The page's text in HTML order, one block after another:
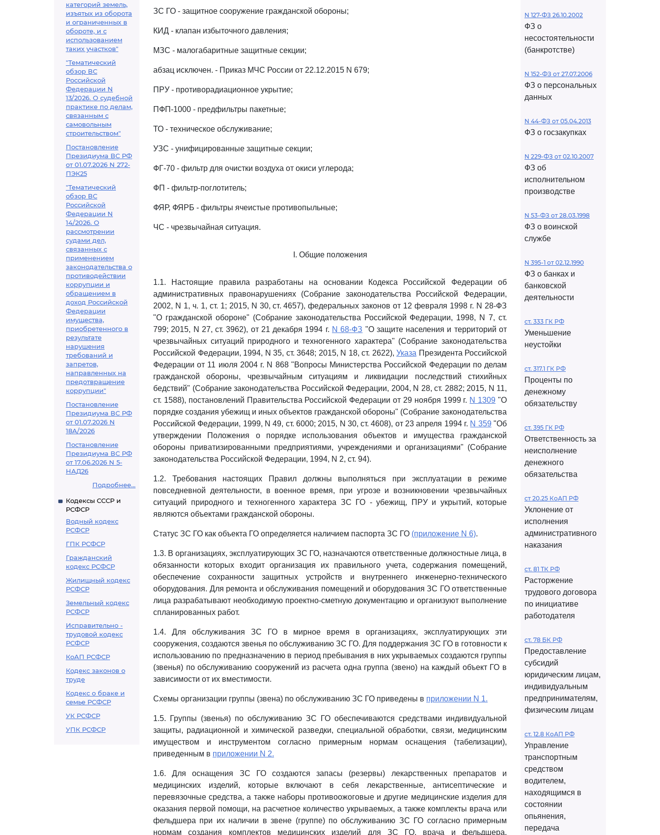
категорий земель,
изъятых из оборота
и ограниченных в
обороте, и с
использованием
таких участков"
"Тематический
обзор ВС
Российской
Федерации N
13/2026. О судебной
практике по делам,
связанным с
самовольным
строительством"
Постановление
Президиума ВС РФ
от 01.07.2026 N 272-
ПЭК25
"Тематический
обзор ВС
Российской
Федерации N
14/2026. О
рассмотрении
судами дел,
связанных с
применением
законодательства о
противодействии
коррупции и
обращением в
доход Российской
Федерации
имущества,
приобретенного в
результате
нарушения
требований и
запретов,
направленных на
предотвращение
коррупции"
Постановление
Президиума ВС РФ
от 01.07.2026 N
18А/2026
Постановление
Президиума ВС РФ
от 17.06.2026 N 5-
НАД26
Подробнее...
Кодексы СССР и
РСФСР
Водный кодекс
РСФСР
ГПК РСФСР
Гражданский
кодекс РСФСР
Жилищный кодекс
РСФСР
Земельный кодекс
РСФСР
Исправительно -
трудовой кодекс
РСФСР
КоАП РСФСР
Кодекс законов о
труде
Кодекс о браке и
семье РСФСР
УК РСФСР
УПК РСФСР
ЗС ГО - защитное сооружение гражданской обороны;
КИД - клапан избыточного давления;
МЗС - малогабаритные защитные секции;
абзац исключен. - Приказ МЧС России от 22.12.2015 N 679;
ПРУ - противорадиационное укрытие;
ПФП-1000 - предфильтры пакетные;
ТО - техническое обслуживание;
УЗС - унифицированные защитные секции;
ФГ-70 - фильтр для очистки воздуха от окиси углерода;
ФП - фильтр-поглотитель;
ФЯР, ФЯРБ - фильтры ячеистые противопыльные;
ЧС - чрезвычайная ситуация.
I. Общие положения
1.1. Настоящие правила разработаны на основании Кодекса Российской Федерации об
административных правонарушениях (Собрание законодательства Российской Федерации,
2002, N 1, ч. 1, ст. 1; 2015, N 30, ст. 4657), федеральных законов от 12 февраля 1998 г. N 28-ФЗ
"О гражданской обороне" (Собрание законодательства Российской Федерации, 1998, N 7, ст.
799; 2015, N 27, ст. 3962), от 21 декабря 1994 г. N 68-ФЗ "О защите населения и территорий от
чрезвычайных ситуаций природного и техногенного характера" (Собрание законодательства
Российской Федерации, 1994, N 35, ст. 3648; 2015, N 18, ст. 2622), Указа Президента Российской
Федерации от 11 июля 2004 г. N 868 "Вопросы Министерства Российской Федерации по делам
гражданской обороны, чрезвычайным ситуациям и ликвидации последствий стихийных
бедствий" (Собрание законодательства Российской Федерации, 2004, N 28, ст. 2882; 2015, N 11,
ст. 1588), постановлений Правительства Российской Федерации от 29 ноября 1999 г. N 1309 "О
порядке создания убежищ и иных объектов гражданской обороны" (Собрание законодательства
Российской Федерации, 1999, N 49, ст. 6000; 2015, N 30, ст. 4608), от 23 апреля 1994 г. N 359 "Об
утверждении Положения о порядке использования объектов и имущества гражданской
обороны приватизированными предприятиями, учреждениями и организациями" (Собрание
законодательства Российской Федерации, 1994, N 2, ст. 94).
1.2. Требования настоящих Правил должны выполняться при эксплуатации в режиме
повседневной деятельности, в военное время, при угрозе и возникновении чрезвычайных
ситуаций природного и техногенного характера ЗС ГО - убежищ, ПРУ и укрытий, которые
являются объектами гражданской обороны.
Статус ЗС ГО как объекта ГО определяется наличием паспорта ЗС ГО (приложение N 6).
1.3. В организациях, эксплуатирующих ЗС ГО, назначаются ответственные должностные лица, в
обязанности которых входит организация их правильного учета, содержания помещений,
обеспечение сохранности защитных устройств и внутреннего инженерно-технического
оборудования. Для ремонта и обслуживания помещений и оборудования ЗС ГО ответственные
лица разрабатывают необходимую проектно-сметную документацию и организуют выполнение
спланированных работ.
1.4. Для обслуживания ЗС ГО в мирное время в организациях, эксплуатирующих эти
сооружения, создаются звенья по обслуживанию ЗС ГО. Для поддержания ЗС ГО в готовности к
использованию по предназначению в период пребывания в них укрываемых создаются группы
(звенья) по обслуживанию сооружений из расчета одна группа (звено) на каждый объект ГО в
зависимости от их вместимости.
Схемы организации группы (звена) по обслуживанию ЗС ГО приведены в приложении N 1.
1.5. Группы (звенья) по обслуживанию ЗС ГО обеспечиваются средствами индивидуальной
защиты, радиационной и химической разведки, специальной обработки, связи, медицинским
имуществом и инструментом согласно примерным нормам оснащения (табелизации),
приведенным в приложении N 2.
1.6. Для оснащения ЗС ГО создаются запасы (резервы) лекарственных препаратов и
медицинских изделий, которые включают в себя лекарственные, антисептические и
перевязочные средства, а также наборы противоожоговые и другие медицинские изделия для
оказания первой помощи, на расчетное количество укрываемых, а также комплекты врача или
фельдшера при их наличии в звене (группе) по обслуживанию ЗС ГО согласно примерным
нормам создания комплектов медицинских изделий для ЗС ГО, врача и фельдшера,
N 127-ФЗ 26.10.2002
ФЗ о
несостоятельности
(банкротстве)
N 152-ФЗ от 27.07.2006
ФЗ о персональных
данных
N 44-ФЗ от 05.04.2013
ФЗ о госзакупках
N 229-ФЗ от 02.10.2007
ФЗ об
исполнительном
производстве
N 53-ФЗ от 28.03.1998
ФЗ о воинской
службе
N 395-1 от 02.12.1990
ФЗ о банках и
банковской
деятельности
ст. 333 ГК РФ
Уменьшение
неустойки
ст. 317.1 ГК РФ
Проценты по
денежному
обязательству
ст. 395 ГК РФ
Ответственность за
неисполнение
денежного
обязательства
ст 20.25 КоАП РФ
Уклонение от
исполнения
административного
наказания
ст. 81 ТК РФ
Расторжение
трудового договора
по инициативе
работодателя
ст. 78 БК РФ
Предоставление
субсидий
юридическим лицам,
индивидуальным
предпринимателям,
физическим лицам
ст. 12.8 КоАП РФ
Управление
транспортным
средством
водителем,
находящимся в
состоянии
опьянения,
передача